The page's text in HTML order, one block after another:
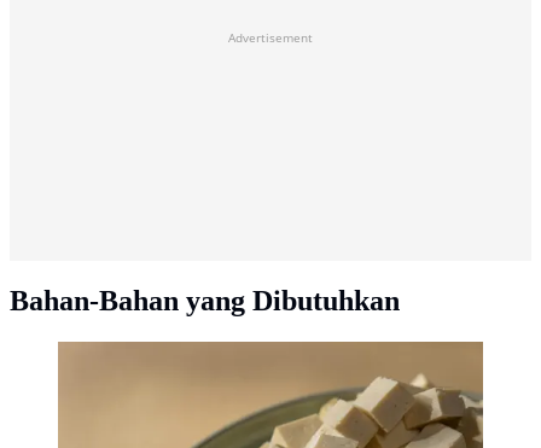
Advertisement
Bahan-Bahan yang Dibutuhkan